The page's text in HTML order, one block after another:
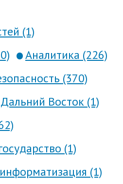
(1)
Аналитика (226)
(370)
Дальний Восток (1)
(1)
(1)